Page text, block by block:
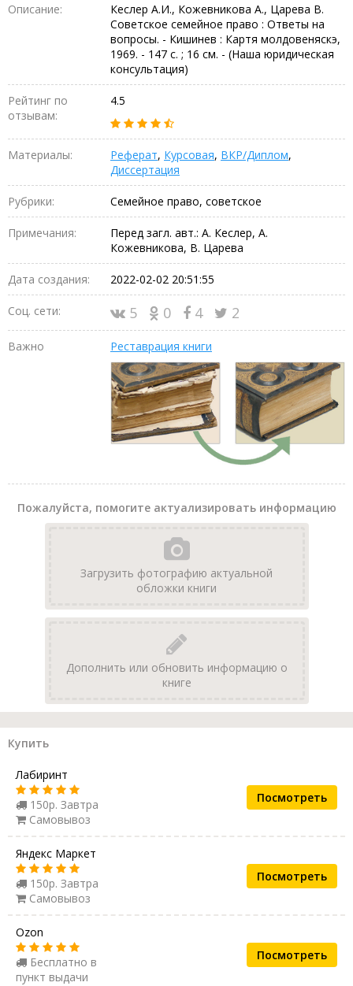
Описание:
Кеслер А.И., Кожевникова А., Царева В.
Советское семейное право : Ответы на
вопросы. - Кишинев : Картя молдовеняскэ,
1969. - 147 с. ; 16 см. - (Наша юридическая
консультация)
Рейтинг по
отзывам:
4.5
Материалы: Реферат, Курсовая, ВКР/Диплом,
Диссертация
Рубрики: Семейное право, советское
Примечания:
Перед загл. авт.: А. Кеслер, А.
Кожевникова, В. Царева
Дата создания: 2022-02-02 20:51:55
Соц. сети: 5 0 4 2
Важно Реставрация книги
Пожалуйста, помогите актуализировать информацию
Загрузить фотографию актуальной
обложки книги
Дополнить или обновить информацию о
книге
Купить
Лабиринт
150р. Завтра
Самовывоз
Посмотреть
Яндекс Маркет
150р. Завтра
Самовывоз
Посмотреть
Ozon
Бесплатно в
пункт выдачи
Посмотреть